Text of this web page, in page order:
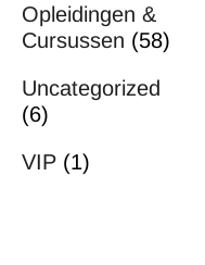
Opleidingen &
Cursussen (58)
Uncategorized
(6)
VIP (1)